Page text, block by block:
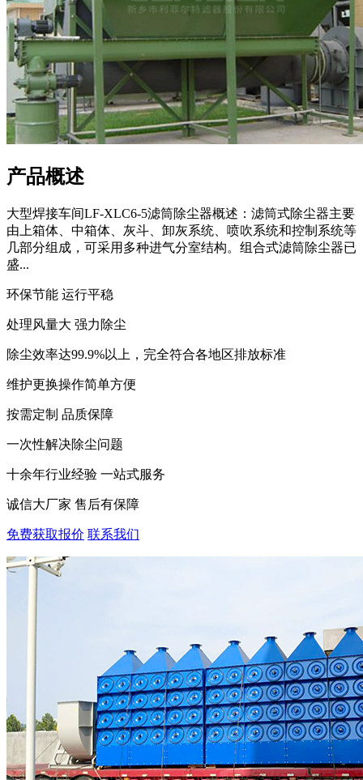
产品概述
大型焊接车间LF-XLC6-5滤筒除尘器概述：滤筒式除尘器主要
由上箱体、中箱体、灰斗、卸灰系统、喷吹系统和控制系统等
几部分组成，可采用多种进气分室结构。组合式滤筒除尘器已
盛...
环保节能 运行平稳
处理风量大 强力除尘
除尘效率达99.9%以上，完全符合各地区排放标准
维护更换操作简单方便
按需定制 品质保障
一次性解决除尘问题
十余年行业经验 一站式服务
诚信大厂家 售后有保障
免费获取报价 联系我们